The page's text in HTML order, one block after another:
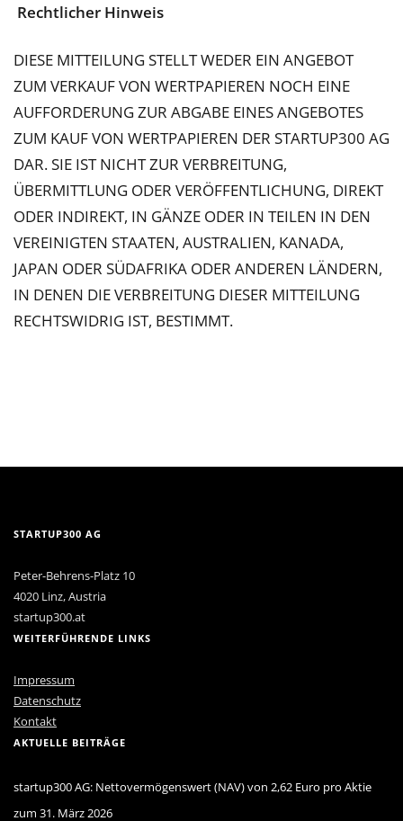
Rechtlicher Hinweis
DIESE MITTEILUNG STELLT WEDER EIN ANGEBOT
ZUM VERKAUF VON WERTPAPIEREN NOCH EINE
AUFFORDERUNG ZUR ABGABE EINES ANGEBOTES
ZUM KAUF VON WERTPAPIEREN DER STARTUP300 AG
DAR. SIE IST NICHT ZUR VERBREITUNG,
ÜBERMITTLUNG ODER VERÖFFENTLICHUNG, DIREKT
ODER INDIREKT, IN GÄNZE ODER IN TEILEN IN DEN
VEREINIGTEN STAATEN, AUSTRALIEN, KANADA,
JAPAN ODER SÜDAFRIKA ODER ANDEREN LÄNDERN,
IN DENEN DIE VERBREITUNG DIESER MITTEILUNG
RECHTSWIDRIG IST, BESTIMMT.
STARTUP300 AG
Peter-Behrens-Platz 10
4020 Linz, Austria
startup300.at
WEITERFÜHRENDE LINKS
Impressum
Datenschutz
Kontakt
AKTUELLE BEITRÄGE
startup300 AG: Nettovermögenswert (NAV) von 2,62 Euro pro Aktie
zum 31. März 2026